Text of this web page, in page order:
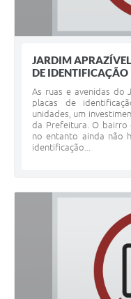
JARDIM
DE IDENTIFICAÇÃO
As ruas e avenidas do
placas de
unidades, um
da Prefeitura. O bairro
no entanto ainda não
identificação...